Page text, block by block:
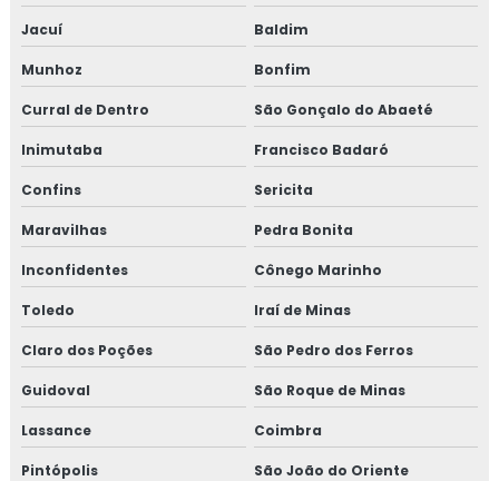
Jacuí Baldim
Munhoz Bonfim
Curral de Dentro São Gonçalo do Abaeté
Inimutaba Francisco Badaró
Confins Sericita
Maravilhas Pedra Bonita
Inconfidentes Cônego Marinho
Toledo Iraí de Minas
Claro dos Poções São Pedro dos Ferros
Guidoval São Roque de Minas
Lassance Coimbra
Pintópolis São João do Oriente